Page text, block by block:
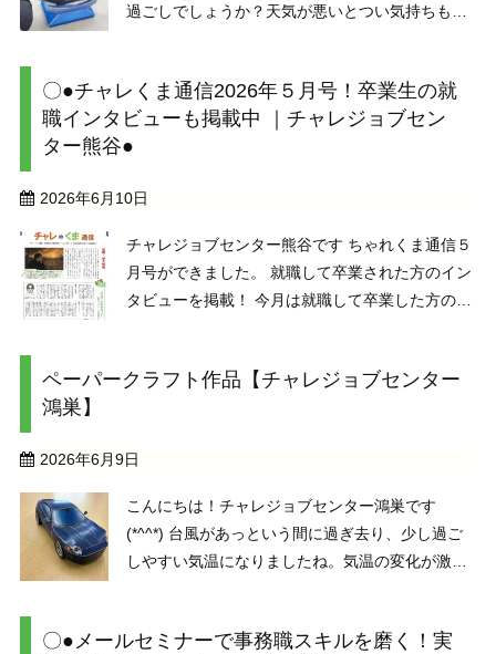
過ごしでしょうか？天気が悪いとつい気持ちも下
のでオススメです♪ さて、今回は再びご利用者
様のペーパ ...
〇●チャレくま通信2026年５月号！卒業生の就
職インタビューも掲載中 ｜チャレジョブセン
ター熊谷●
2026年6月10日
チャレジョブセンター熊谷です ちゃれくま通信５
月号ができました。 就職して卒業された方のイン
タビューを掲載！ 今月は就職して卒業した方のイ
れた方の生の声をお届けしています。どんな訓練
ペーパークラフト作品【チャレジョブセンター
鴻巣】
2026年6月9日
こんにちは！チャレジョブセンター鴻巣です
(*^^*) 台風があっという間に過ぎ去り、少し過ご
しやすい気温になりましたね。気温の変化が激し
制作されたペーパークラフト作品のご紹介です
〇●メールセミナーで事務職スキルを磨く！実